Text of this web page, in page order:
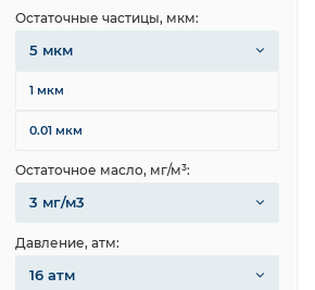
Остаточные частицы, мкм:
5 мкм
1 мкм
0.01 мкм
Остаточное масло, мг/м³:
3 мг/м3
Давление, атм:
16 атм